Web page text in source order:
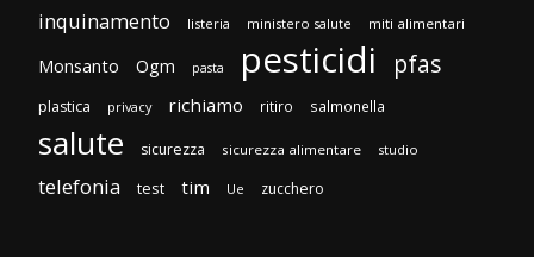
inquinamento listeria ministero salute miti alimentari
Monsanto Ogm pasta pesticidi pfas
plastica privacy richiamo ritiro salmonella
salute sicurezza sicurezza alimentare studio
telefonia test tim Ue zucchero